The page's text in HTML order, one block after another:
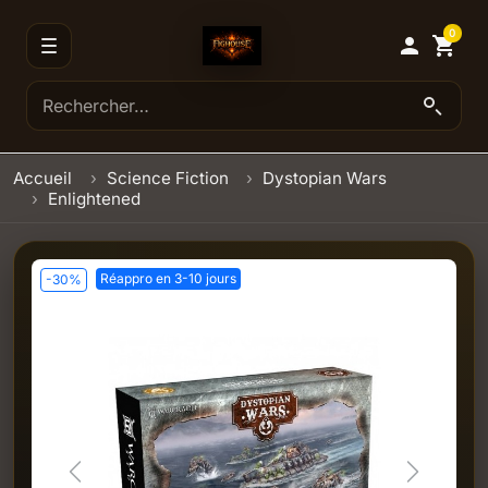
 shopping_cart
0
Accueil Science Fiction
Dystopian Wars
Enlightened
-30% Réappro en 3-10 jours
Previous Next